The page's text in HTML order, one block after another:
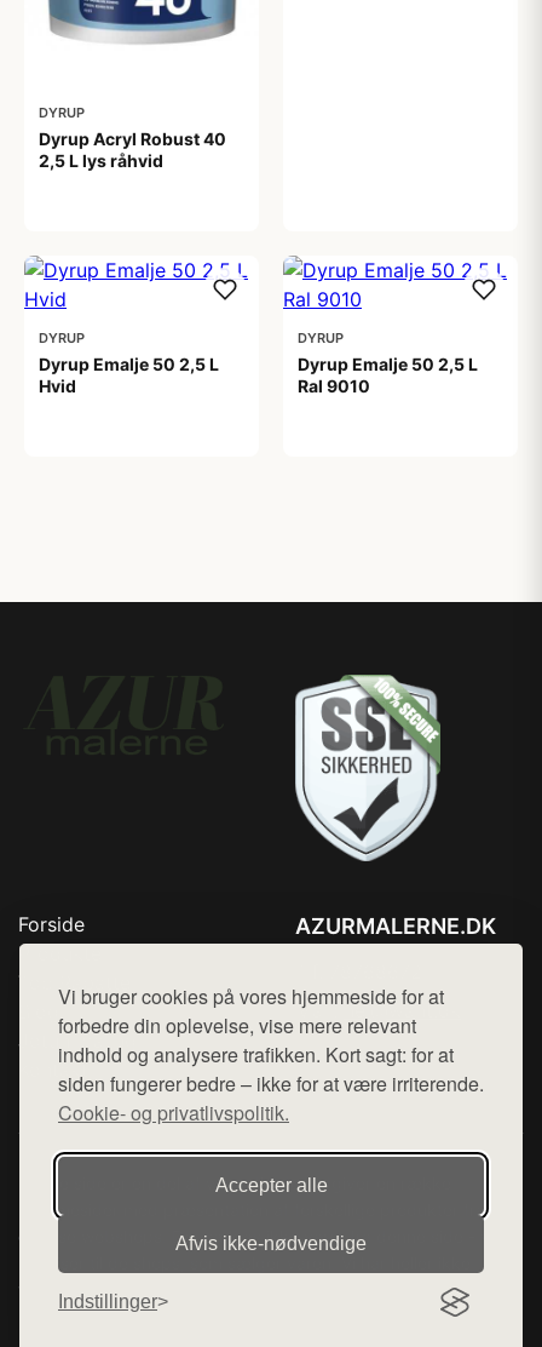
Vi bruger cookies på vores hjemmeside for at
forbedre din oplevelse, vise mere relevant
indhold og analysere trafikken. Kort sagt: for at
siden fungerer bedre – ikke for at være irriterende.
Cookie- og privatlivspolitik.
Accepter alle
Afvis ikke‑nødvendige
Indstillinger
DYRUP
Dyrup Acryl Robust 40
2,5 L lys råhvid
DYRUP
Dyrup Emalje 50 2,5 L
Hvid
DYRUP
Dyrup Emalje 50 2,5 L
Ral 9010
Forside
Produkter
Top Rabatter
Jotun maling
Kontakt
AZURMALERNE.DK
Mail:hej@want.dk
Cookie- og privatlivspolitik
Denne side er en del af want.dk, der udgiver en række
hjemmesider med præsentation af forskellige produkter fra
diverse webshops. Der sælges ikke varer fra denne side - vi
varerne på lager.